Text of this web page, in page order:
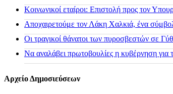
Κοινωνικοί εταίροι: Επιστολή προς τον
Αποχαιρετούμε τον Λάκη Χαλκιά, ένα
Οι τραγικοί θάνατοι των πυροσβεστών σε
Να αναλάβει πρωτοβουλίες η κυβέρνηση
Αρχείο Δημοσιεύσεων